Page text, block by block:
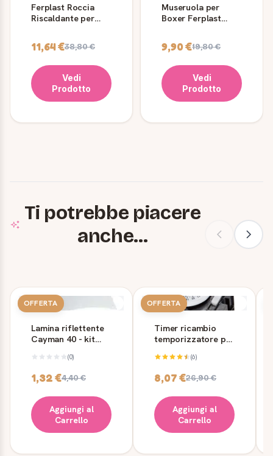
Ferplast Roccia
Riscaldante per
11,64 €38,80 €
Vedi
Prodotto
Museruola per
Boxer Ferplast
9,90 €19,80 €
Vedi
Prodotto
Ti potrebbe piacere
anche...
OFFERTA
Lamina riflettente
Cayman 40 - kit
(0)
1,32 €4,40 €
Aggiungi al
Carrello
OFFERTA
Timer ricambio
temporizzatore per
Cayman e Dubai -
Ferplast
(6)
8,07 €26,90 €
Aggiungi al
Carrello